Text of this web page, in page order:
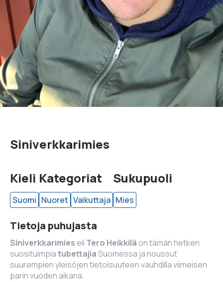
Siniverkkarimies
Kieli
Suomi
Kategoriat
Nuoret Vaikuttaja
Sukupuoli
Mies
Tietoja puhujasta
Siniverkkarimies eli Tero Heikkilä on tämän hetken
suosituimpiatubettajiaSuomessa ja noussut
suurempien yleisöjen tietoisuuteen vauhdilla viimeisen
parin vuoden aikana.